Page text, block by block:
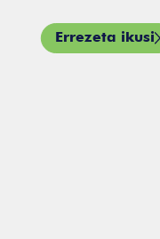
Errezeta ikusi